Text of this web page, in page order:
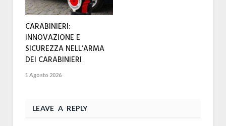
CARABINIERI:
INNOVAZIONE E
SICUREZZA NELL’ARMA
DEI CARABINIERI
1 Agosto 2026
LEAVE A REPLY